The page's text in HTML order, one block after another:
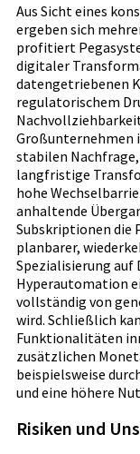
Aus Sicht eines
ergeben sich
profitiert
digitaler
datengetriebenen
regulatorischem
Großunternehmen
stabilen Nachfrage,
langfristige
hohe
anhaltende
Subskriptionen die
planbarer,
Spezialisierung auf
Hyperautomation
vollständig von
wird. Schließlich
Funktionalitäten
zusätzlichen
beispielsweise
und eine höhere
Risiken und